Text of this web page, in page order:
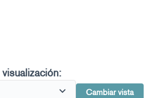
Cambiar vista